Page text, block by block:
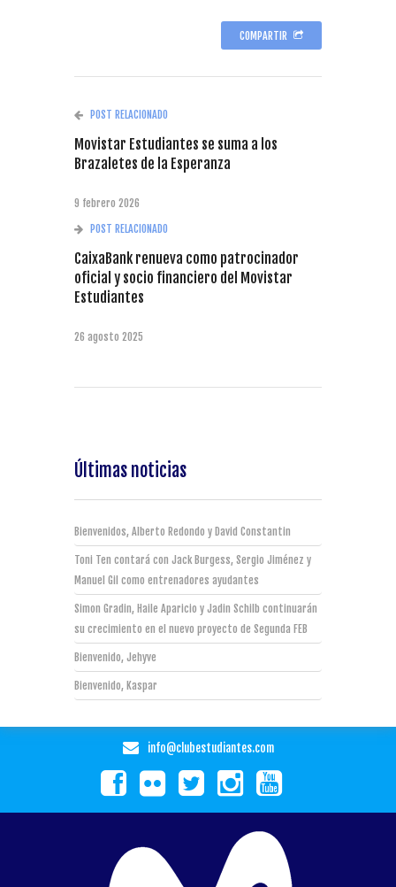
COMPARTIR
POST RELACIONADO
Movistar Estudiantes se suma a los
Brazaletes de la Esperanza
9 febrero 2026
POST RELACIONADO
CaixaBank renueva como patrocinador
oficial y socio financiero del Movistar
Estudiantes
26 agosto 2025
Últimas noticias
Bienvenidos, Alberto Redondo y David Constantin
Toni Ten contará con Jack Burgess, Sergio Jiménez y
Manuel Gil como entrenadores ayudantes
Simon Gradin, Haile Aparicio y Jadin Schilb continuarán
su crecimiento en el nuevo proyecto de Segunda FEB
Bienvenido, Jehyve
Bienvenido, Kaspar
info@clubestudiantes.com